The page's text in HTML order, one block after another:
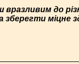
вразливим до
міцне